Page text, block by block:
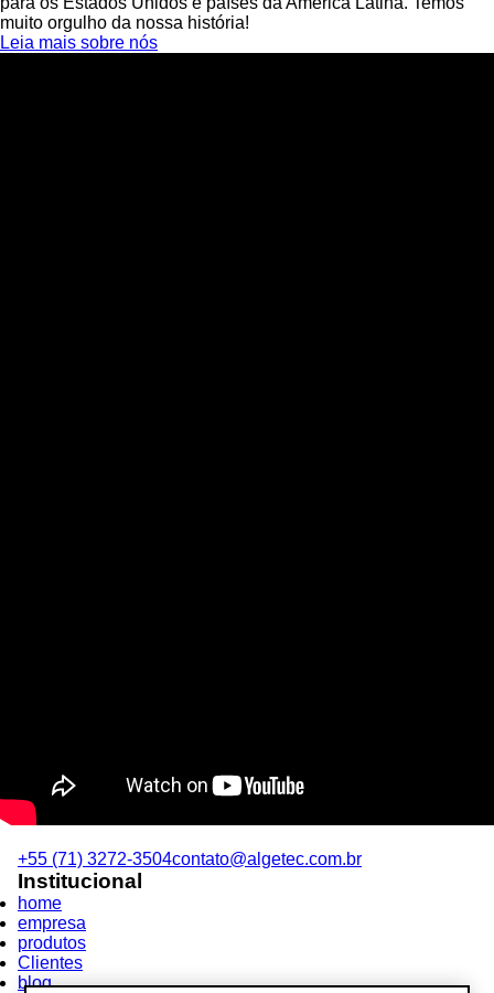
muito orgulho da nossa história!
Leia mais sobre nós
+55 (71) 3272-3504contato@algetec.com.br
Institucional
home
empresa
produtos
Clientes
blog